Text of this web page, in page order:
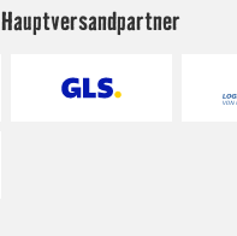
Hauptversandpartner